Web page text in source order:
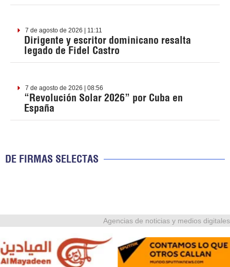
7 de agosto de 2026 | 11:11
Dirigente y escritor dominicano resalta
legado de Fidel Castro
7 de agosto de 2026 | 08:56
“Revolución Solar 2026” por Cuba en
España
DE FIRMAS SELECTAS
Agencias de noticias y medios digitales